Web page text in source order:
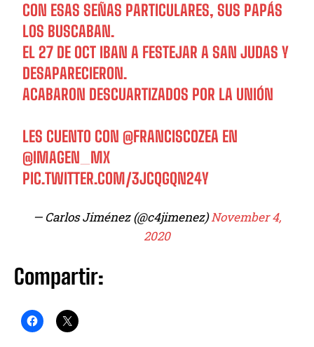
CON ESAS SEÑAS PARTICULARES, SUS PAPÁS
LOS BUSCABAN.
EL 27 DE OCT IBAN A FESTEJAR A SAN JUDAS Y
DESAPARECIERON.
ACABARON DESCUARTIZADOS POR LA UNIÓN
LES CUENTO CON @FRANCISCOZEA EN
@IMAGEN_MX
PIC.TWITTER.COM/3JCQGQN24Y
— Carlos Jiménez (@c4jimenez)November 4,
2020
Compartir: